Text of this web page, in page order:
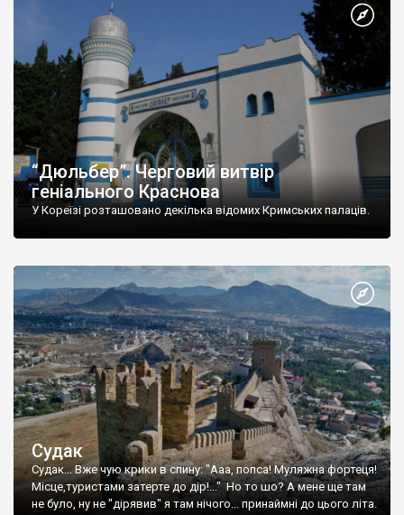
“Дюльбер”. Черговий витвір
геніального Краснова
У Кореїзі розташовано декілька відомих Кримських палаців.
Судак
Судак... Вже чую крики в спину: "Ааа, попса! Муляжна фортеця!
Місце,туристами затерте до дір!..." Но то шо? А мене ще там
не було, ну не "дірявив" я там нічого... принаймні до цього літа.